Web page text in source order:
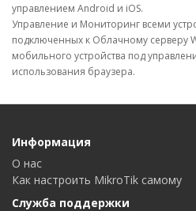
управлением Android и iOS.
Управление и Мониторинг всеми
подключенных к Облачному серверу
мобильного устройства под
использования браузера.
Информация
О нас
Как настроить MikroTik самому
Служба поддержки